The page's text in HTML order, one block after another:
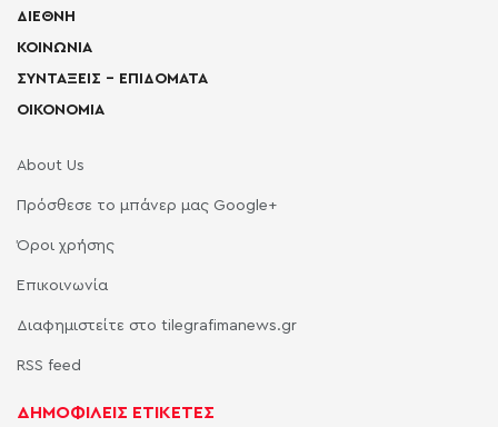
ΔΙΕΘΝΗ
ΚΟΙΝΩΝΙΑ
ΣΥΝΤΑΞΕΙΣ – ΕΠΙΔΟΜΑΤΑ
ΟΙΚΟΝΟΜΙΑ
About Us
Πρόσθεσε το μπάνερ μας Google+
Όροι χρήσης
Επικοινωνία
Διαφημιστείτε στο tilegrafimanews.gr
RSS feed
ΔΗΜΟΦΙΛΕΙΣ ΕΤΙΚΕΤΕΣ